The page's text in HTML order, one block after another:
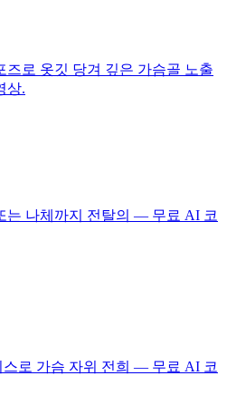
로 옷깃 당겨 깊은 가슴골 노출
상.
는 나체까지 전탈의 — 무료 AI 코
로 가슴 자위 전희 — 무료 AI 코